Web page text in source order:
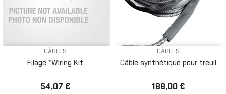
CÂBLES
Filage *Wiring Kit
54,07 €
CÂBLES
Câble synthétique pour treuil
188,00 €